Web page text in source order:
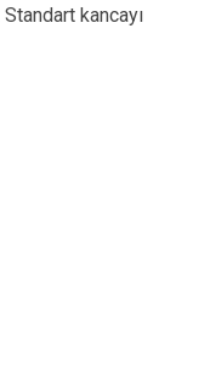
Standart kancayı